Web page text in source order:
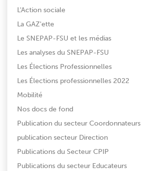
L'Action sociale
La GAZ'ette
Le SNEPAP-FSU et les médias
Les analyses du SNEPAP-FSU
Les Élections Professionnelles
Les Élections professionnelles 2022
Mobilité
Nos docs de fond
Publication du secteur Coordonnateurs
publication secteur Direction
Publications du Secteur CPIP
Publications du secteur Educateurs